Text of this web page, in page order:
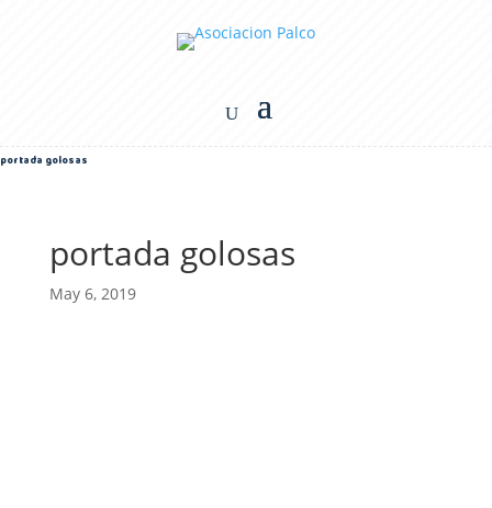
portada golosas
portada golosas
May 6, 2019